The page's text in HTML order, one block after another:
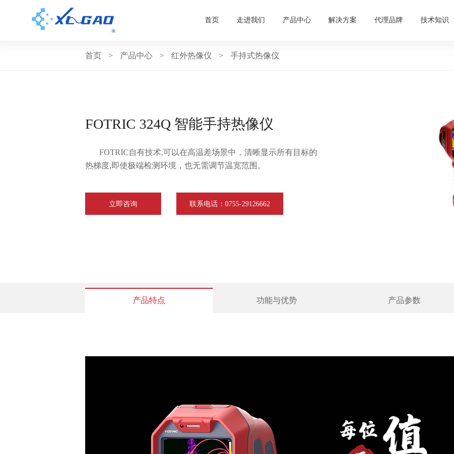
首页 走进我们 产品中心 解决方案 代理品牌 技术知识
首页 > 产品中心 > 红外热像仪 > 手持式热像仪
FOTRIC 324Q 智能手持热像仪
FOTRIC自有技术,可以在高温差场景中，清晰显示所有目标的
热梯度,即使极端检测环境，也无需调节温宽范围。
立即咨询 联系电话：0755-29126662
产品特点 功能与优势 产品参数
592*444
热灵敏度(NETD)
40mk(0.04℃)
49°x37°